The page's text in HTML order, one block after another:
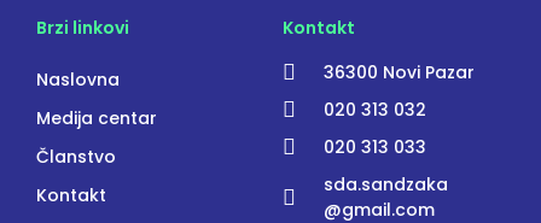
Brzi linkovi
Naslovna
Medija centar
Članstvo
Kontakt
Kontakt
36300 Novi Pazar
020 313 032
020 313 033
sda.sandzaka
@gmail.com